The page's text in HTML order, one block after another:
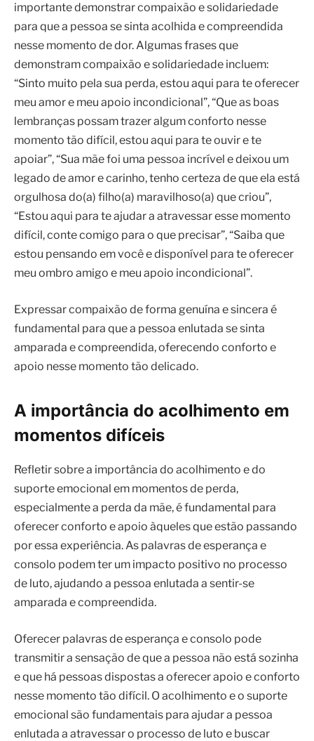
importante demonstrar compaixão e solidariedade
para que a pessoa se sinta acolhida e compreendida
nesse momento de dor. Algumas frases que
demonstram compaixão e solidariedade incluem:
“Sinto muito pela sua perda, estou aqui para te oferecer
meu amor e meu apoio incondicional”, “Que as boas
lembranças possam trazer algum conforto nesse
momento tão difícil, estou aqui para te ouvir e te
apoiar”, “Sua mãe foi uma pessoa incrível e deixou um
legado de amor e carinho, tenho certeza de que ela está
orgulhosa do(a) filho(a) maravilhoso(a) que criou”,
“Estou aqui para te ajudar a atravessar esse momento
difícil, conte comigo para o que precisar”, “Saiba que
estou pensando em você e disponível para te oferecer
meu ombro amigo e meu apoio incondicional”.
Expressar compaixão de forma genuína e sincera é
fundamental para que a pessoa enlutada se sinta
amparada e compreendida, oferecendo conforto e
apoio nesse momento tão delicado.
A importância do acolhimento em
momentos difíceis
Refletir sobre a importância do acolhimento e do
suporte emocional em momentos de perda,
especialmente a perda da mãe, é fundamental para
oferecer conforto e apoio àqueles que estão passando
por essa experiência. As palavras de esperança e
consolo podem ter um impacto positivo no processo
de luto, ajudando a pessoa enlutada a sentir-se
amparada e compreendida.
Oferecer palavras de esperança e consolo pode
transmitir a sensação de que a pessoa não está sozinha
e que há pessoas dispostas a oferecer apoio e conforto
nesse momento tão difícil. O acolhimento e o suporte
emocional são fundamentais para ajudar a pessoa
enlutada a atravessar o processo de luto e buscar